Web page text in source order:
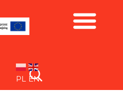
PL EN